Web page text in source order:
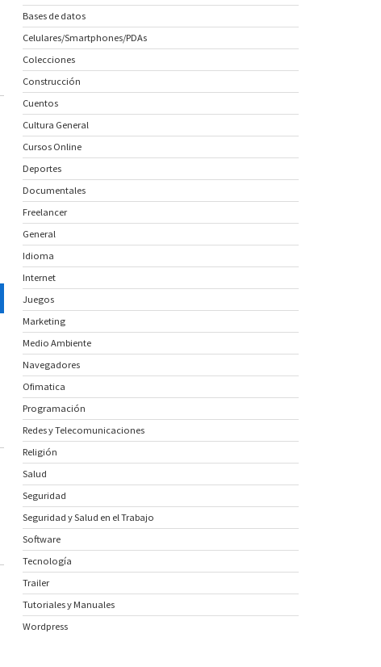
Bases de datos
Celulares/Smartphones/PDAs
Colecciones
Construcción
Cuentos
Cultura General
Cursos Online
Deportes
Documentales
Freelancer
General
Idioma
Internet
Juegos
Marketing
Medio Ambiente
Navegadores
Ofimatica
Programación
Redes y Telecomunicaciones
Religión
Salud
Seguridad
Seguridad y Salud en el Trabajo
Software
Tecnología
Trailer
Tutoriales y Manuales
Wordpress